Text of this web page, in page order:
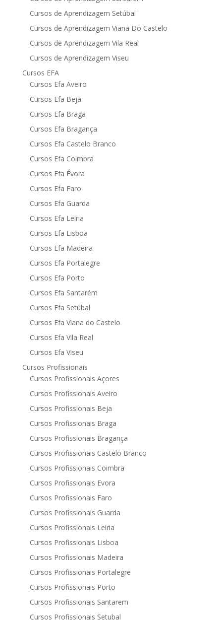
Cursos de Aprendizagem Setúbal
Cursos de Aprendizagem Viana Do Castelo
Cursos de Aprendizagem Vila Real
Cursos de Aprendizagem Viseu
Cursos EFA
Cursos Efa Aveiro
Cursos Efa Beja
Cursos Efa Braga
Cursos Efa Bragança
Cursos Efa Castelo Branco
Cursos Efa Coimbra
Cursos Efa Évora
Cursos Efa Faro
Cursos Efa Guarda
Cursos Efa Leiria
Cursos Efa Lisboa
Cursos Efa Madeira
Cursos Efa Portalegre
Cursos Efa Porto
Cursos Efa Santarém
Cursos Efa Setúbal
Cursos Efa Viana do Castelo
Cursos Efa Vila Real
Cursos Efa Viseu
Cursos Profissionais
Cursos Profissionais Açores
Cursos Profissionais Aveiro
Cursos Profissionais Beja
Cursos Profissionais Braga
Cursos Profissionais Bragança
Cursos Profissionais Castelo Branco
Cursos Profissionais Coimbra
Cursos Profissionais Evora
Cursos Profissionais Faro
Cursos Profissionais Guarda
Cursos Profissionais Leiria
Cursos Profissionais Lisboa
Cursos Profissionais Madeira
Cursos Profissionais Portalegre
Cursos Profissionais Porto
Cursos Profissionais Santarem
Cursos Profissionais Setubal